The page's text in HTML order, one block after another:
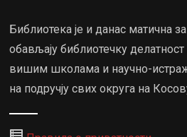
Библиотека је и данас матична
обављају библиотечку
вишим школама и научно-
на подручју свих округа на